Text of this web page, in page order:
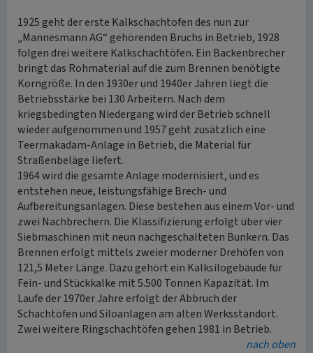
1925 geht der erste Kalkschachtofen des nun zur
„Mannesmann AG“ gehörenden Bruchs in Betrieb, 1928
folgen drei weitere Kalkschachtöfen. Ein Backenbrecher
bringt das Rohmaterial auf die zum Brennen benötigte
Korngröße. In den 1930er und 1940er Jahren liegt die
Betriebsstärke bei 130 Arbeitern. Nach dem
kriegsbedingten Niedergang wird der Betrieb schnell
wieder aufgenommen und 1957 geht zusätzlich eine
Teermakadam-Anlage in Betrieb, die Material für
Straßenbeläge liefert.
1964 wird die gesamte Anlage modernisiert, und es
entstehen neue, leistungsfähige Brech- und
Aufbereitungsanlagen. Diese bestehen aus einem Vor- und
zwei Nachbrechern. Die Klassifizierung erfolgt über vier
Siebmaschinen mit neun nachgeschalteten Bunkern. Das
Brennen erfolgt mittels zweier moderner Drehöfen von
121,5 Meter Länge. Dazu gehört ein Kalksilogebäude für
Fein- und Stückkalke mit 5.500 Tonnen Kapazität. Im
Laufe der 1970er Jahre erfolgt der Abbruch der
Schachtöfen und Siloanlagen am alten Werksstandort.
Zwei weitere Ringschachtöfen gehen 1981 in Betrieb.
nach oben